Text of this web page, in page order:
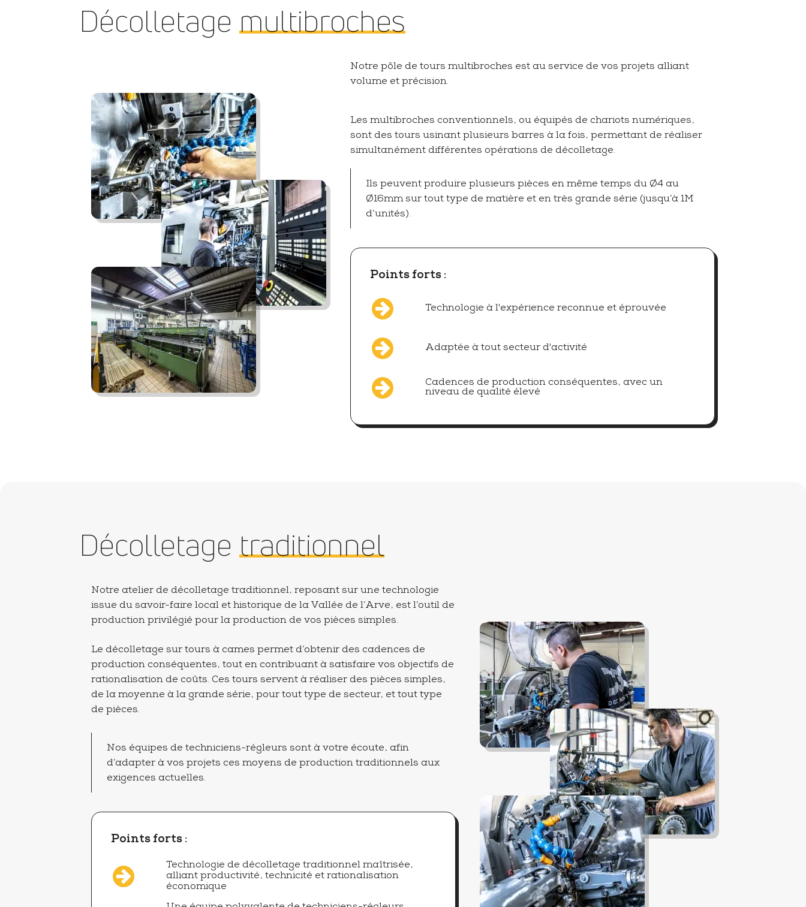
Décolletage multibroches
Notre pôle de tours multibroches est au service de vos projets alliant
volume et précision.
Les multibroches conventionnels, ou équipés de chariots numériques,
sont des tours usinant plusieurs barres à la fois, permettant de réaliser
simultanément différentes opérations de décolletage.
Ils peuvent produire plusieurs pièces en même temps du Ø4 au
Ø16mm sur tout type de matière et en très grande série (jusqu’à 1M
d’unités).
Points forts :
Technologie à l'expérience reconnue et éprouvée
Adaptée à tout secteur d'activité
Cadences de production conséquentes, avec un
niveau de qualité élevé
Décolletage traditionnel
Notre atelier de décolletage traditionnel, reposant sur une technologie
issue du savoir-faire local et historique de la Vallée de l’Arve, est l’outil de
production privilégié pour la production de vos pièces simples.
Le décolletage sur tours à cames permet d’obtenir des cadences de
production conséquentes, tout en contribuant à satisfaire vos objectifs de
rationalisation de coûts. Ces tours servent à réaliser des pièces simples,
de la moyenne à la grande série, pour tout type de secteur, et tout type
de pièces.
Nos équipes de techniciens-régleurs sont à votre écoute, afin
d’adapter à vos projets ces moyens de production traditionnels aux
exigences actuelles.
Points forts :
Technologie de décolletage traditionnel maîtrisée,
alliant productivité, technicité et rationalisation
économique